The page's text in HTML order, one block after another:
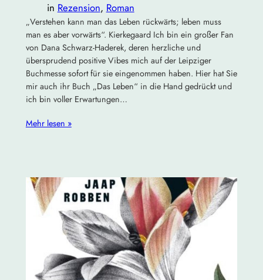
in Rezension, Roman
„Verstehen kann man das Leben rückwärts; leben muss
man es aber vorwärts“. Kierkegaard Ich bin ein großer Fan
von Dana Schwarz-Haderek, deren herzliche und
übersprudend positive Vibes mich auf der Leipziger
Buchmesse sofort für sie eingenommen haben. Hier hat Sie
mir auch ihr Buch „Das Leben“ in die Hand gedrückt und
ich bin voller Erwartungen…
Mehr lesen »